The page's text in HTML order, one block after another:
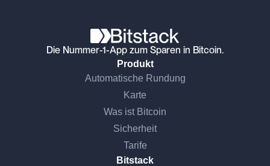
Die Nummer-1-App zum Sparen in Bitcoin.
Produkt
Automatische Rundung
Karte
Was ist Bitcoin
Sicherheit
Tarife
Bitstack